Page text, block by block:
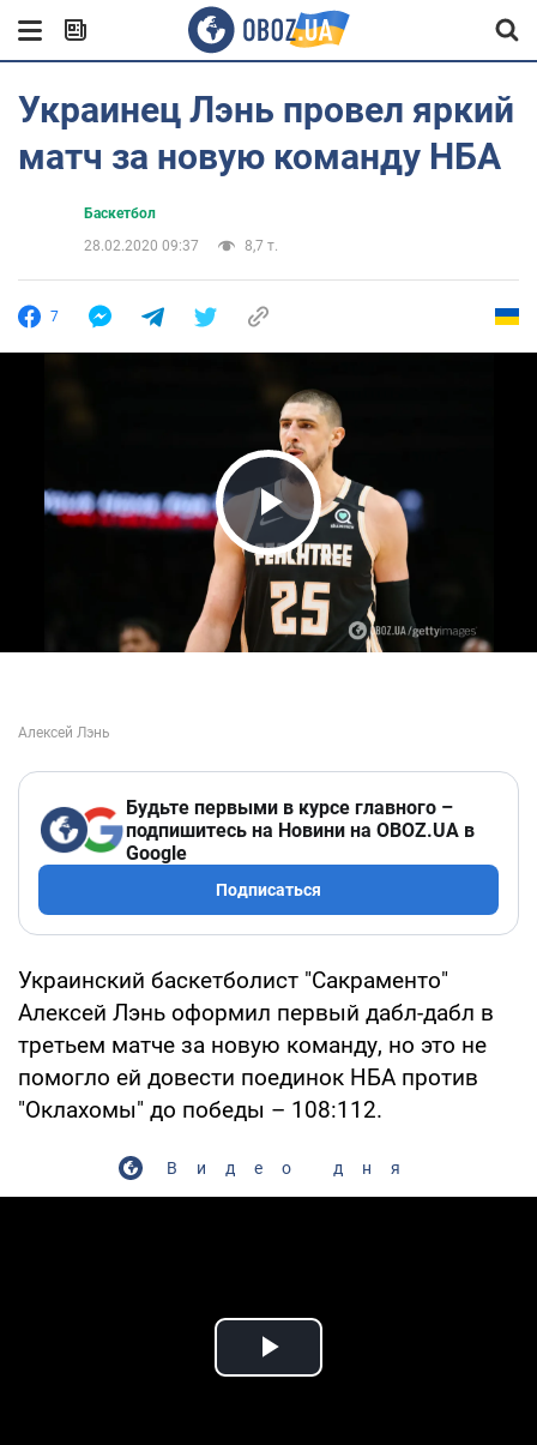
Украинец Лэнь провел яркий
матч за новую команду НБА
Баскетбол
28.02.2020 09:37
8,7 т.
7
Play Video
Будьте первыми в курсе главного –
подпишитесь на Новини на OBOZ.UA в
Google
Подписаться
Украинский баскетболист "Сакраменто"
Алексей Лэнь оформил первый дабл-дабл в
третьем матче за новую команду, но это не
помогло ей довести поединок НБА против
"Оклахомы" до победы – 108:112.
Видео дня
Play Video